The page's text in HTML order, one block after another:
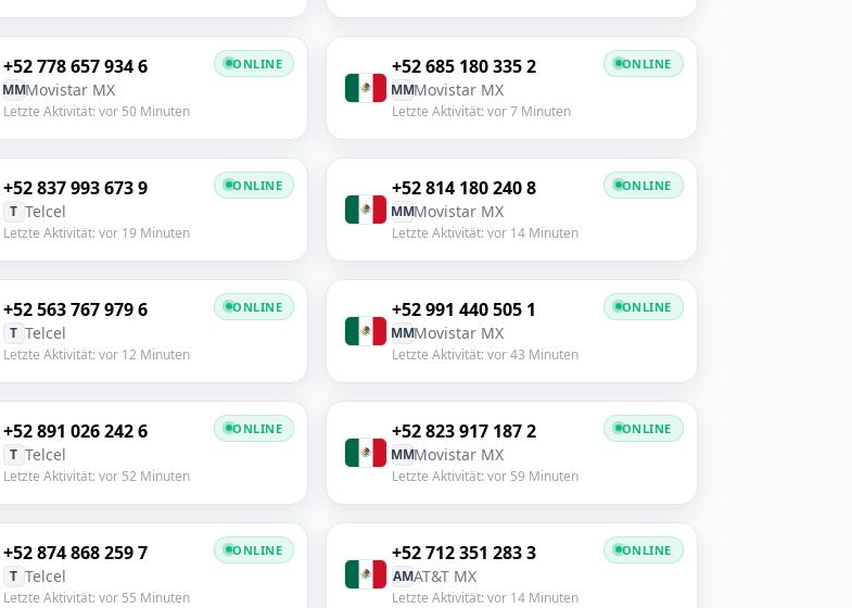
+52 778 657 934 6
MMMovistar MX
Letzte Aktivität: vor 50 Minuten
ONLINE +52 685 180 335 2
MMMovistar MX
Letzte Aktivität: vor 7 Minuten
ONLINE
+52 837 993 673 9
T Telcel
Letzte Aktivität: vor 19 Minuten
ONLINE +52 814 180 240 8
MMMovistar MX
Letzte Aktivität: vor 14 Minuten
ONLINE
+52 563 767 979 6
T Telcel
Letzte Aktivität: vor 12 Minuten
ONLINE +52 991 440 505 1
MMMovistar MX
Letzte Aktivität: vor 43 Minuten
ONLINE
+52 891 026 242 6
T Telcel
Letzte Aktivität: vor 52 Minuten
ONLINE +52 823 917 187 2
MMMovistar MX
Letzte Aktivität: vor 59 Minuten
ONLINE
+52 874 868 259 7
T Telcel
Letzte Aktivität: vor 55 Minuten
ONLINE +52 712 351 283 3
AMAT&T MX
Letzte Aktivität: vor 14 Minuten
ONLINE